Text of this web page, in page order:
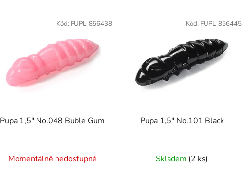
Pupa 1,5" No.048 Buble Gum
Momentálně nedostupné
Kód: FUPL-856438
Pupa 1,5" No.101 Black
Skladem (2 ks)
Kód: FUPL-856445